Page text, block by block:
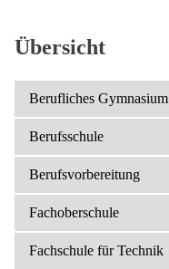
Übersicht
Berufliches Gymnasium
Berufsschule
Berufsvorbereitung
Fachoberschule
Fachschule für Technik